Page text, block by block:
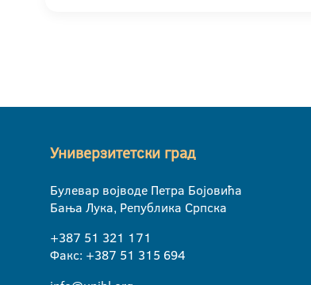
Универзитетски град
Булевар војводе Петра Бојовића
Бања Лука, Република Српска
+387 51 321 171
Факс: +387 51 315 694